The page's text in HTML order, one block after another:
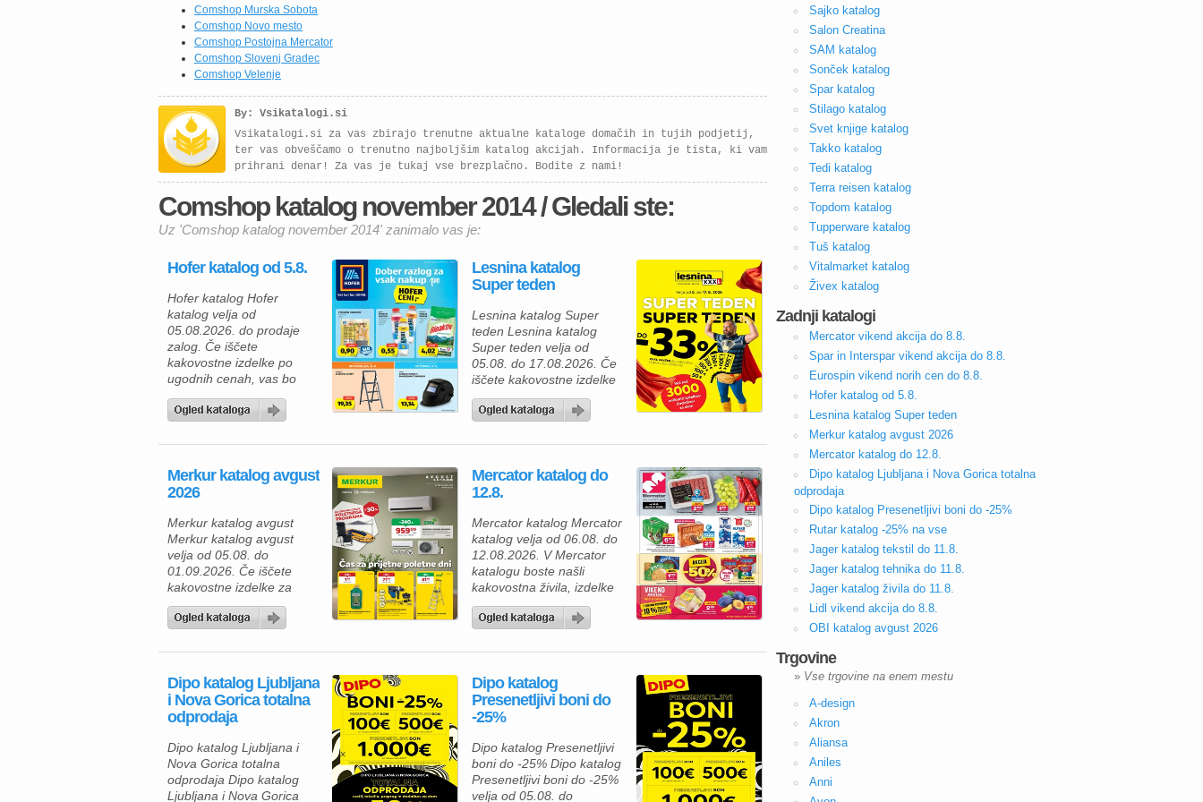
Comshop Murska Sobota
Comshop Novo mesto
Comshop Postojna Mercator
Comshop Slovenj Gradec
Comshop Velenje
By: Vsikatalogi.si
Vsikatalogi.si za vas zbirajo trenutne aktualne kataloge domačih in tujih podjetij,
ter vas obveščamo o trenutno najboljšim katalog akcijah. Informacija je tista, ki vam
prihrani denar! Za vas je tukaj vse brezplačno. Bodite z nami!
Comshop katalog november 2014 / Gledali ste:
Uz 'Comshop katalog november 2014' zanimalo vas je:
Hofer katalog od 5.8.
Hofer katalog Hofer
katalog velja od
05.08.2026. do prodaje
zalog. Če iščete
kakovostne izdelke po
ugodnih cenah, vas bo
zagotovo navdušila. Med
uporabo najdete številne
pijače, izdelke za dom in
gospodinjstvo ter
različna opravila. Za hiter
zajtrk ali malico lahko
izberete piščančje
hrenovke 200 […]
Lesnina katalog
Super teden
Lesnina katalog Super
teden Lesnina katalog
Super teden velja od
05.08. do 17.08.2026. Če
iščete kakovostne izdelke
za prijetnejši in lepše
urejen dom, vas bo
Lesnina kataloga zagotovo
odlične akcijske cene in
bogato izbiro izdelkov za
kuhinjo in jedilnico ter svoj
dom opremite po
ugodnejših cenah. Poleg
številnih […]
Merkur katalog avgust
2026
Merkur katalog avgust
Merkur katalog avgust
velja od 05.08. do
01.09.2026. Če iščete
kakovostne izdelke za
dom, vrt in delavnico, vas
bo aktualna ponudba iz
navdušila. Izkoristite
izbrane izdelke in
poskrbite za udobnejše
bivanje, lažje delo ter
prostega časa. V Merkur
ponudbi vas čakajo
gospodinjski aparati,
klimatske […]
Mercator katalog do
12.8.
Mercator katalog Mercator
katalog velja od 06.08. do
12.08.2026. V Mercator
katalogu boste našli
kakovostna živila, izdelke
za gospodinjstvo in
številne priljubljene
ugodnih cenah. Zdaj je
svojo shrambo, hladilnik in
zamrzovalnik ter pri tem
tudi prihranite. Za pripravo
izberete Premium
Mercator čevapčiče v
pakiranju 500 […]
Dipo katalog Ljubljana
i Nova Gorica totalna
odprodaja
Dipo katalog Ljubljana i
Nova Gorica totalna
odprodaja Dipo katalog
Ljubljana i Nova Gorica
Dipo katalog
Presenetljivi boni do
-25%
Dipo katalog Presenetljivi
boni do -25% Dipo katalog
Presenetljivi boni do -25%
velja od 05.08. do
Sajko katalog
Salon Creatina
SAM katalog
Sonček katalog
Spar katalog
Stilago katalog
Svet knjige katalog
Takko katalog
Tedi katalog
Terra reisen katalog
Topdom katalog
Tupperware katalog
Tuš katalog
Vitalmarket katalog
Živex katalog
Zadnji katalogi
Mercator vikend akcija do 8.8.
Spar in Interspar vikend akcija do 8.8.
Eurospin vikend norih cen do 8.8.
Hofer katalog od 5.8.
Lesnina katalog Super teden
Merkur katalog avgust 2026
Mercator katalog do 12.8.
Dipo katalog Ljubljana i Nova Gorica totalna
odprodaja
Dipo katalog Presenetljivi boni do -25%
Rutar katalog -25% na vse
Jager katalog tekstil do 11.8.
Jager katalog tehnika do 11.8.
Jager katalog živila do 11.8.
Lidl vikend akcija do 8.8.
OBI katalog avgust 2026
Trgovine
» Vse trgovine na enem mestu
A-design
Akron
Aliansa
Aniles
Anni